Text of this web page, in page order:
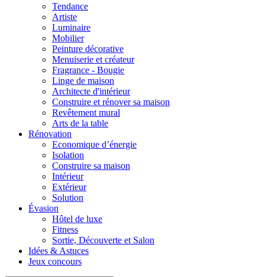
Tendance
Artiste
Luminaire
Mobilier
Peinture décorative
Menuiserie et créateur
Fragrance - Bougie
Linge de maison
Architecte d'intérieur
Construire et rénover sa maison
Revêtement mural
Arts de la table
Rénovation
Economique d’énergie
Isolation
Construire sa maison
Intérieur
Extérieur
Solution
Évasion
Hôtel de luxe
Fitness
Sortie, Découverte et Salon
Idées & Astuces
Jeux concours